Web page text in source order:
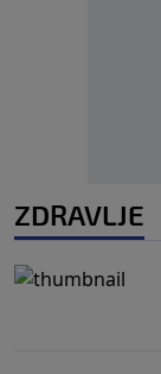
ZDRAVLJE